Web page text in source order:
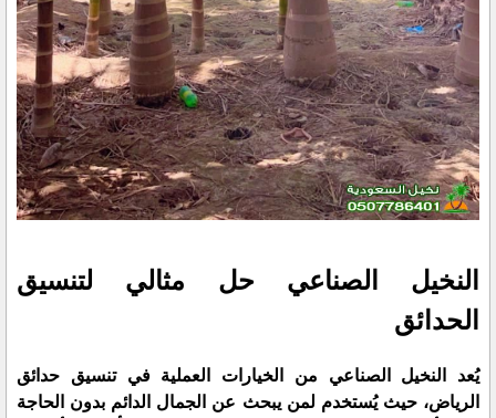
النخيل الصناعي حل مثالي لتنسيق
الحدائق
يُعد النخيل الصناعي من الخيارات العملية في تنسيق حدائق
الرياض، حيث يُستخدم لمن يبحث عن الجمال الدائم بدون الحاجة